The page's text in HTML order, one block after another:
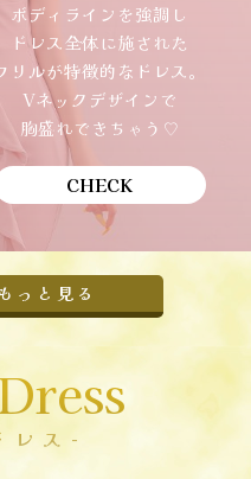
ボディラインを強調し
ドレス全体に施された
リルが特徴的なドレス。
Vネックデザインで
胸盛れできちゃう♡
CHECK
っと見る
レス-